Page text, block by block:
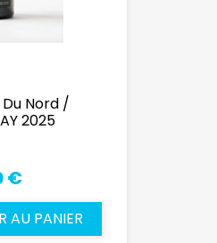
Du Nord /
2025
€
AU PANIER